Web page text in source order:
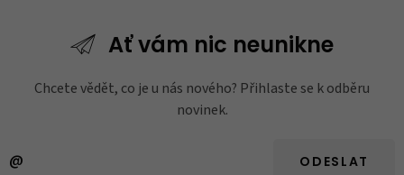
Ať vám nic neunikne
Chcete vědět, co je u nás nového? Přihlaste se k odběru
novinek.
ODESLAT